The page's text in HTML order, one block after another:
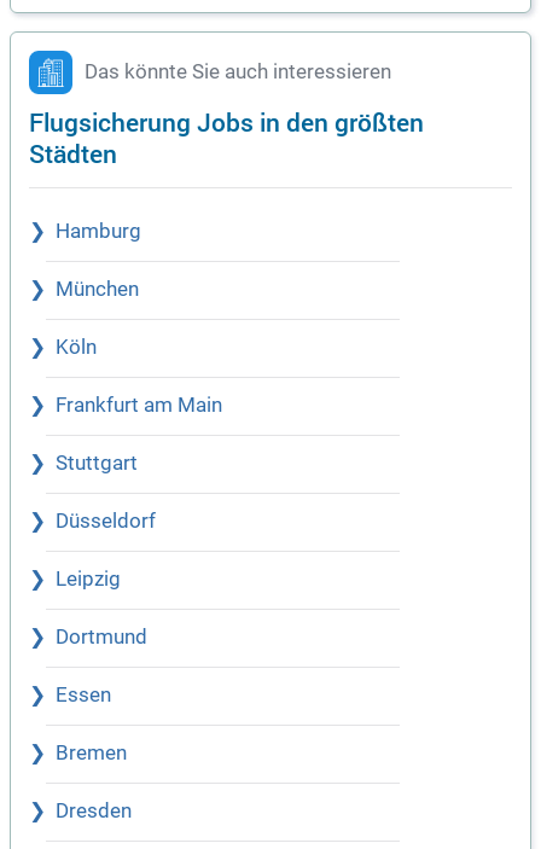
Das könnte Sie auch interessieren
Flugsicherung Jobs in den größten
Städten
Hamburg
München
Köln
Frankfurt am Main
Stuttgart
Düsseldorf
Leipzig
Dortmund
Essen
Bremen
Dresden